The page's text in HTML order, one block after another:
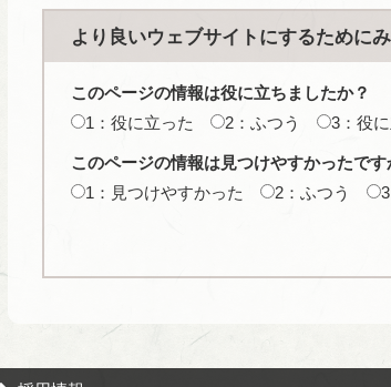
より良いウェブサイトにするために
このページの情報は役に立ちましたか？
1：役に立った
2：ふつう 3：役
このページの情報は見つけやすかったです
1：見つけやすかった
2：ふつう